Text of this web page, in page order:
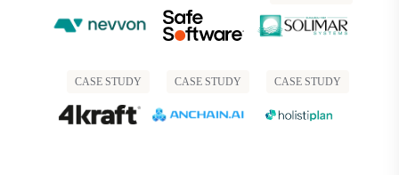
CASE STUDY CASE STUDY CASE STUDY